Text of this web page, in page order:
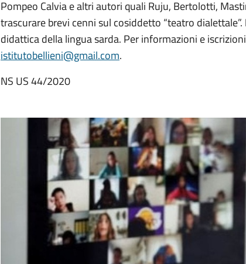
Pompeo Calvia e altri autori quali Ruju, Bertolotti,
trascurare brevi cenni sul cosiddetto “teatro
didattica della lingua sarda. Per informazioni e
istitutobellieni@gmail.com.
NS US 44/2020